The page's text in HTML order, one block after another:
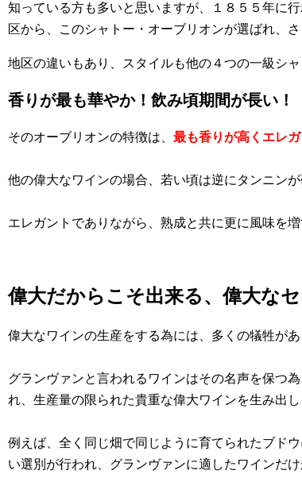
知っている方も多いと思いますが、１８５５年に
区から、このシャトー・オーブリオンが選ばれ、
地区の違いもあり、スタイルも他の４つの一級シ
香りが最も華やか！飲み頃期間が長い！
そのオーブリオンの特徴は、 最も香りが高くエレガ
他の偉大なワインの場合、若い頃は逆にタンニン
エレガントでありながら、熟成と共に更に風味を
偉大だからこそ出来る、偉大な
偉大なワインの生産をする為には、多くの犠牲が
グランヴァンと言われるワインはその名声を保つ為
れ、生産量の限られた貴重な偉大ワインを生み出し
例えば、全く同じ畑で同じように育てられたブド
い選別が行われ、グランヴァンに適したワインだけ